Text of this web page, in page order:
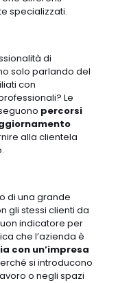
specializzati.
di
solo parlando del
con
Le
percorsi
alla clientela
di una grande
gli stessi clienti da
indicatore per
che l’azienda è
con un’impresa
si introducono
o negli spazi